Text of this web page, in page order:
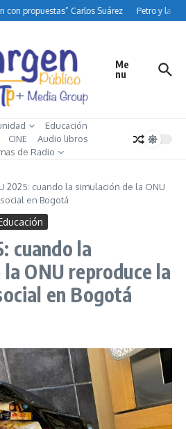
propuestas” Carlos Suárez Petro y la
Me
nu
Educación
CINE
Audio libros
de Radio
2025: cuando la simulación de la ONU
en Bogotá
cuando la
ONU reproduce la
en Bogotá